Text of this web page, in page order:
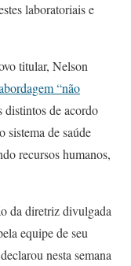
laboratoriais e
titular, Nelson
“não
distintos de acordo
sistema de saúde
recursos humanos,
da diretriz divulgada
equipe de seu
nesta semana